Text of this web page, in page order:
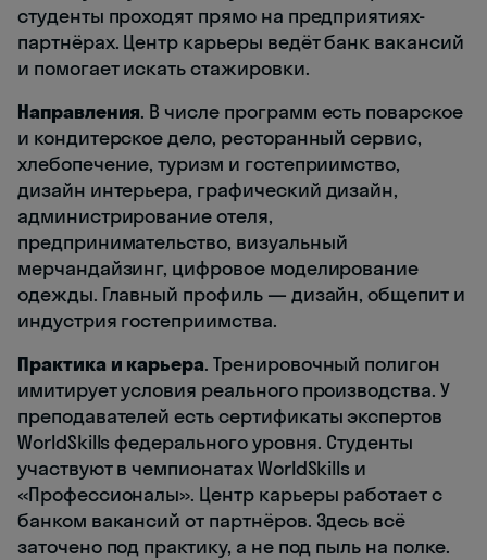
студенты проходят прямо на предприятиях-
партнёрах. Центр карьеры ведёт банк вакансий
и помогает искать стажировки.
Направления. В числе программ есть поварское
и кондитерское дело, ресторанный сервис,
хлебопечение, туризм и гостеприимство,
дизайн интерьера, графический дизайн,
администрирование отеля,
предпринимательство, визуальный
мерчандайзинг, цифровое моделирование
одежды. Главный профиль — дизайн, общепит и
индустрия гостеприимства.
Практика и карьера. Тренировочный полигон
имитирует условия реального производства. У
преподавателей есть сертификаты экспертов
WorldSkills федерального уровня. Студенты
участвуют в чемпионатах WorldSkills и
«Профессионалы». Центр карьеры работает с
банком вакансий от партнёров. Здесь всё
заточено под практику, а не под пыль на полке.